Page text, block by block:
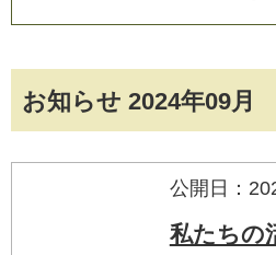
お知らせ 2024年09月
公開日：
私たちの